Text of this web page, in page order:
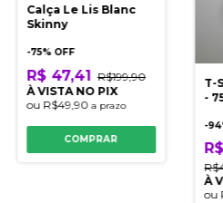
Calça Le Lis Blanc
Skinny
-75% OFF
R$ 47,41 R$199,90
À VISTA NO PIX
ou R$49,90 a prazo
COMPRAR
T-
-
-94
À
ou